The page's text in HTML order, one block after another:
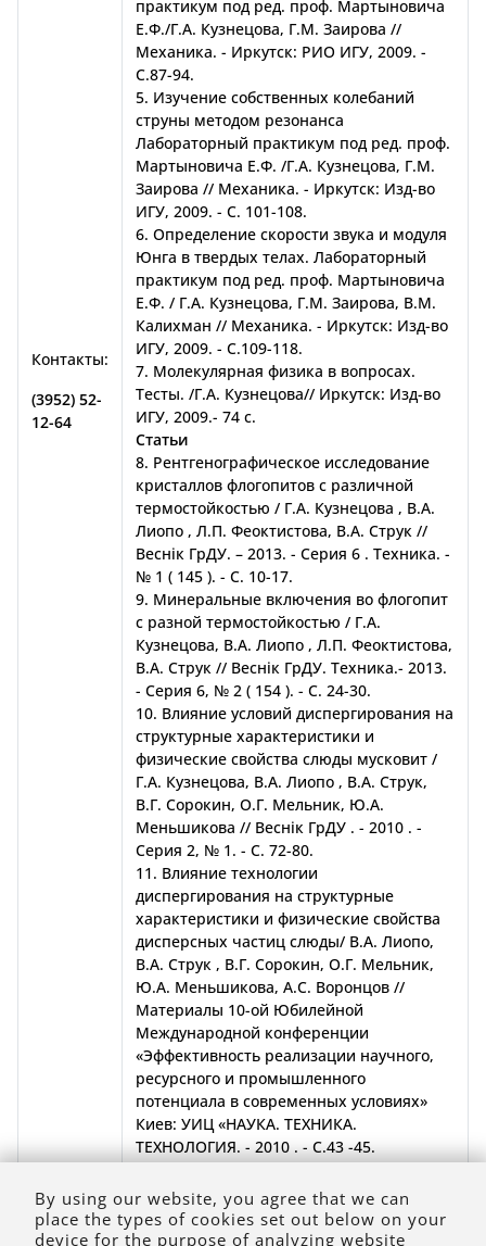
Контакты:
(3952) 52-
12-64
практикум под ред. проф. Мартыновича
Е.Ф./Г.А. Кузнецова, Г.М. Заирова //
Механика. - Иркутск: РИО ИГУ, 2009. -
С.87-94.
5. Изучение собственных колебаний
струны методом резонанса
Лабораторный практикум под ред. проф.
Мартыновича Е.Ф. /Г.А. Кузнецова, Г.М.
Заирова // Механика. - Иркутск: Изд-во
ИГУ, 2009. - С. 101-108.
6. Определение скорости звука и модуля
Юнга в твердых телах. Лабораторный
практикум под ред. проф. Мартыновича
Е.Ф. / Г.А. Кузнецова, Г.М. Заирова, В.М.
Калихман // Механика. - Иркутск: Изд-во
ИГУ, 2009. - С.109-118.
7. Молекулярная физика в вопросах.
Тесты. /Г.А. Кузнецова// Иркутск: Изд-во
ИГУ, 2009.- 74 с.
Статьи
8. Рентгенографическое исследование
кристаллов флогопитов с различной
термостойкостью / Г.А. Кузнецова , В.А.
Лиопо , Л.П. Феоктистова, В.А. Струк //
Веснік ГрДУ. – 2013. - Серия 6 . Техника. -
№ 1 ( 145 ). - С. 10-17.
9. Минеральные включения во флогопит
с разной термостойкостью / Г.А.
Кузнецова, В.А. Лиопо , Л.П. Феоктистова,
В.А. Струк // Веснік ГрДУ. Техника.- 2013.
- Серия 6, № 2 ( 154 ). - С. 24-30.
10. Влияние условий диспергирования на
структурные характеристики и
физические свойства слюды мусковит /
Г.А. Кузнецова, В.А. Лиопо , В.А. Струк,
В.Г. Сорокин, О.Г. Мельник, Ю.А.
Меньшикова // Веснік ГрДУ . - 2010 . -
Серия 2, № 1. - С. 72-80.
11. Влияние технологии
диспергирования на структурные
характеристики и физические свойства
дисперсных частиц слюды/ В.А. Лиопо,
В.А. Струк , В.Г. Сорокин, О.Г. Мельник,
Ю.А. Меньшикова, А.С. Воронцов //
Материалы 10-ой Юбилейной
Международной конференции
«Эффективность реализации научного,
ресурсного и промышленного
потенциала в современных условиях»
Киев: УИЦ «НАУКА. ТЕХНИКА.
ТЕХНОЛОГИЯ. - 2010 . - С.43 -45.
обработка монокристаллов слюды / Г.А.
Кузнецова, В.А. Лиопо// Веснік ГрДУ. –
2009. - Серия 2, № 3.- С.110-113.
By using our website, you agree that we can
place the types of cookies set out below on your
device for the purpose of analyzing website